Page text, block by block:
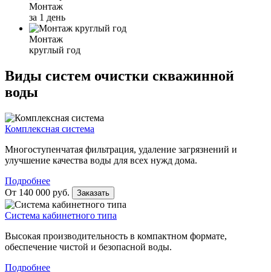
Монтаж
за 1 день
Монтаж
круглый год
Виды систем очистки скважинной
воды
Комплексная система
Многоступенчатая фильтрация, удаление загрязнений и
улучшение качества воды для всех нужд дома.
Подробнее
От 140 000 руб.
Заказать
Система кабинетного типа
Высокая производительность в компактном формате,
обеспечение чистой и безопасной воды.
Подробнее